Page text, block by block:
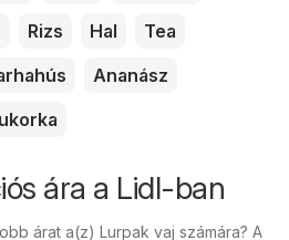
Rizs Hal
Tea
Ananász
ára a Lidl-ban
árat a(z) Lurpak vaj számára? A